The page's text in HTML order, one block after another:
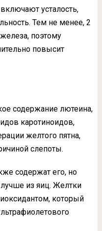
усталость,
Тем не менее, 2
поэтому
повысит
содержание лютеина,
каротиноидов,
желтого пятна,
слепоты.
содержат его, но
из яиц. Желтки
который